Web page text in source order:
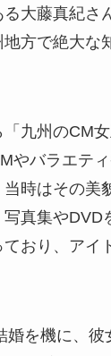
大藤真紀さ
方で絶大な
九州のCM
やバラエテ
時はその美
真集やDVD
おり、アイ
婚を機に、